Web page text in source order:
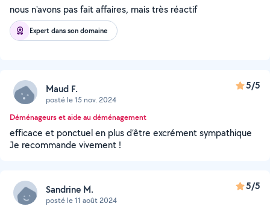
nous n'avons pas fait affaires, mais très réactif
Expert dans son domaine
Maud F.
posté le 15 nov. 2024
5/5
Déménageurs et aide au déménagement
efficace et ponctuel en plus d’être excrément sympathique
Je recommande vivement !
Sandrine M.
posté le 11 août 2024
5/5